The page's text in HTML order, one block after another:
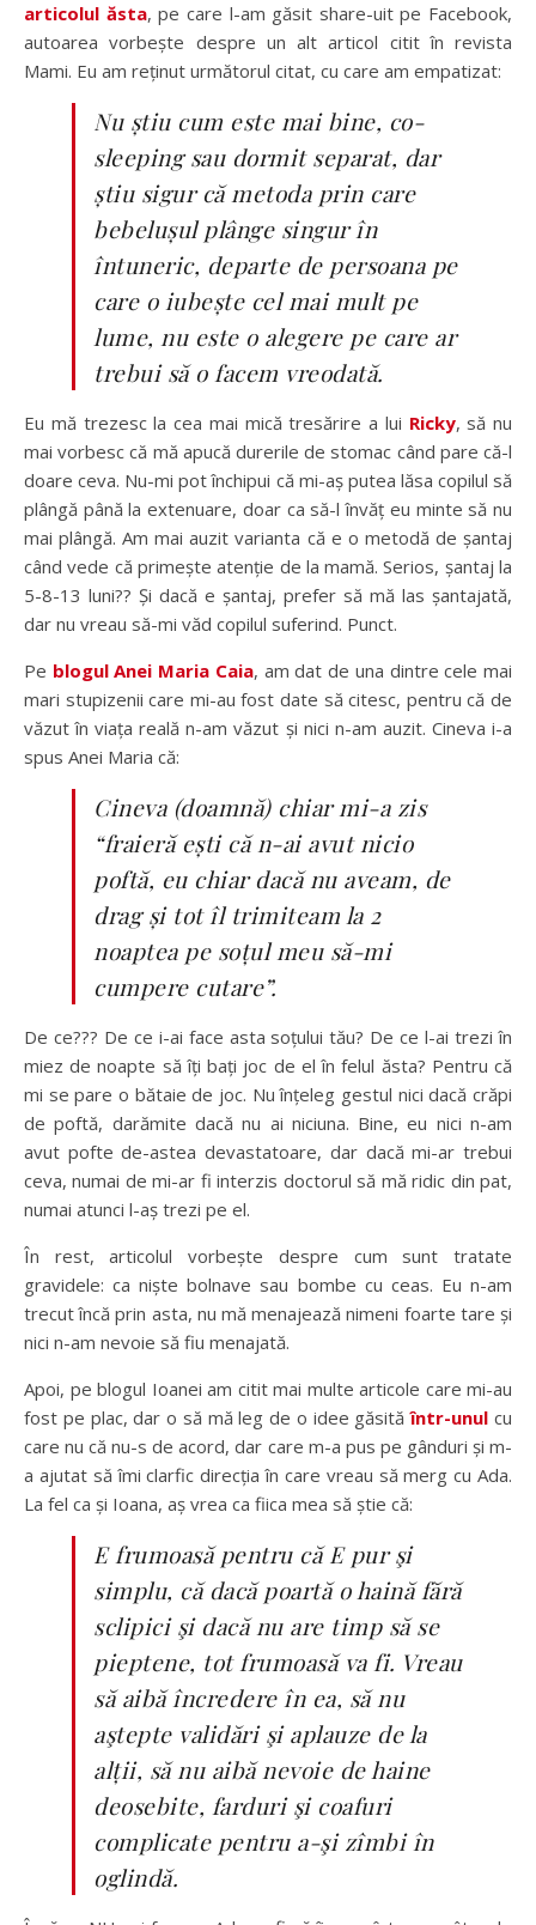
articolul ăsta, pe care l-am găsit share-uit pe Facebook,
autoarea vorbește despre un alt articol citit în revista
Mami. Eu am reținut următorul citat, cu care am empatizat:
Nu știu cum este mai bine, co-
sleeping sau dormit separat, dar
știu sigur că metoda prin care
bebelușul plânge singur în
întuneric, departe de persoana pe
care o iubește cel mai mult pe
lume, nu este o alegere pe care ar
trebui să o facem vreodată.
Eu mă trezesc la cea mai mică tresărire a lui Ricky, să nu
mai vorbesc că mă apucă durerile de stomac când pare că-l
doare ceva. Nu-mi pot închipui că mi-aș putea lăsa copilul să
plângă până la extenuare, doar ca să-l învăț eu minte să nu
mai plângă. Am mai auzit varianta că e o metodă de șantaj
când vede că primește atenție de la mamă. Serios, șantaj la
5-8-13 luni?? Și dacă e șantaj, prefer să mă las șantajată,
dar nu vreau să-mi văd copilul suferind. Punct.
Pe blogul Anei Maria Caia, am dat de una dintre cele mai
mari stupizenii care mi-au fost date să citesc, pentru că de
văzut în viața reală n-am văzut și nici n-am auzit. Cineva i-a
spus Anei Maria că:
Cineva (doamnă) chiar mi-a zis
“fraieră ești că n-ai avut nicio
poftă, eu chiar dacă nu aveam, de
drag și tot îl trimiteam la 2
noaptea pe soțul meu să-mi
cumpere cutare”.
De ce??? De ce i-ai face asta soțului tău? De ce l-ai trezi în
miez de noapte să îți bați joc de el în felul ăsta? Pentru că
mi se pare o bătaie de joc. Nu înțeleg gestul nici dacă crăpi
de poftă, darămite dacă nu ai niciuna. Bine, eu nici n-am
avut pofte de-astea devastatoare, dar dacă mi-ar trebui
ceva, numai de mi-ar fi interzis doctorul să mă ridic din pat,
numai atunci l-aș trezi pe el.
În rest, articolul vorbește despre cum sunt tratate
gravidele: ca niște bolnave sau bombe cu ceas. Eu n-am
trecut încă prin asta, nu mă menajează nimeni foarte tare și
nici n-am nevoie să fiu menajată.
Apoi, pe blogul Ioanei am citit mai multe articole care mi-au
fost pe plac, dar o să mă leg de o idee găsităîntr-unul cu
care nu că nu-s de acord, dar care m-a pus pe gânduri și m-
a ajutat să îmi clarfic direcția în care vreau să merg cu Ada.
La fel ca și Ioana, aș vrea ca fiica mea să știe că:
E frumoasă pentru că E pur şi
simplu, că dacă poartă o haină fără
sclipici şi dacă nu are timp să se
pieptene, tot frumoasă va fi. Vreau
să aibă încredere în ea, să nu
aştepte validări şi aplauze de la
alții, să nu aibă nevoie de haine
deosebite, farduri şi coafuri
complicate pentru a-şi zîmbi în
oglindă.